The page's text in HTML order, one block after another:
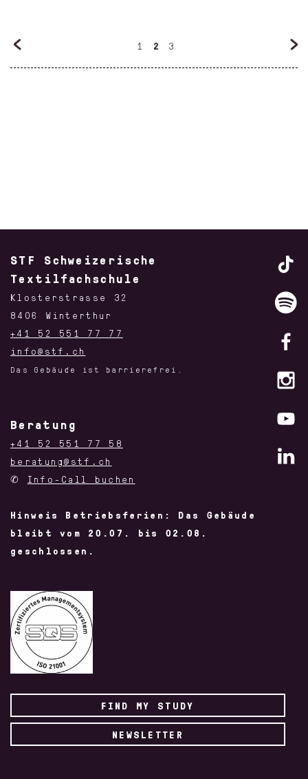
1 2 3
STF Schweizerische
Textilfachschule
Klosterstrasse 32
8406 Winterthur
+41 52 551 77 77
info@stf.ch
Das Gebäude ist barrierefrei.
Beratung
+41 52 551 77 58
beratung@stf.ch
✆ Info-Call buchen
Hinweis Betriebsferien: Das Gebäude
bleibt vom 20.07. bis 02.08.
geschlossen.
FIND MY STUDY
NEWSLETTER